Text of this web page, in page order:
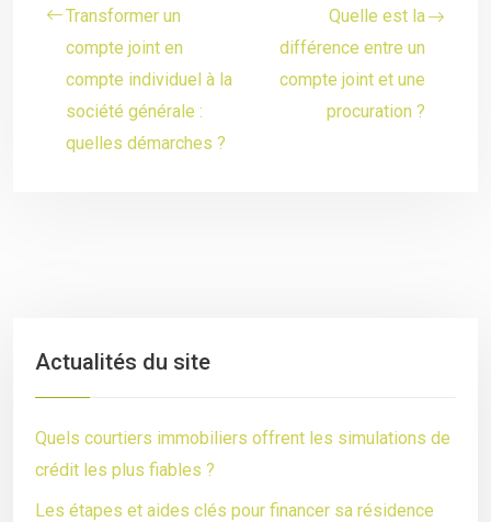
Transformer un
compte joint en
compte individuel à la
société générale :
quelles démarches ?
Quelle est la
différence entre un
compte joint et une
procuration ?
Actualités du site
Quels courtiers immobiliers offrent les simulations de
crédit les plus fiables ?
Les étapes et aides clés pour financer sa résidence